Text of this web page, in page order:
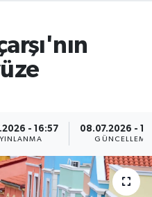
- 16:57 08.07.2026 -
GÜNCELLEME